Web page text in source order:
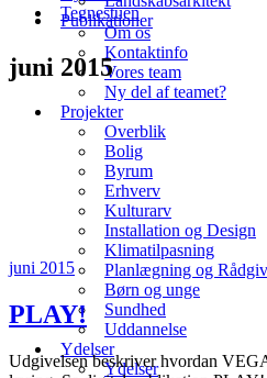
Tegnestuen
Om os
Kontaktinfo
Vores team
Ny del af teamet?
Projekter
Overblik
Bolig
Byrum
Erhverv
Kulturarv
Installation og Design
Klimatilpasning
Planlægning og
Børn og unge
Sundhed
Uddannelse
Ydelser
Ydelser
Publikationer
juni 2015
juni 2015
PLAY!
Udgivelsen beskriver hvordan